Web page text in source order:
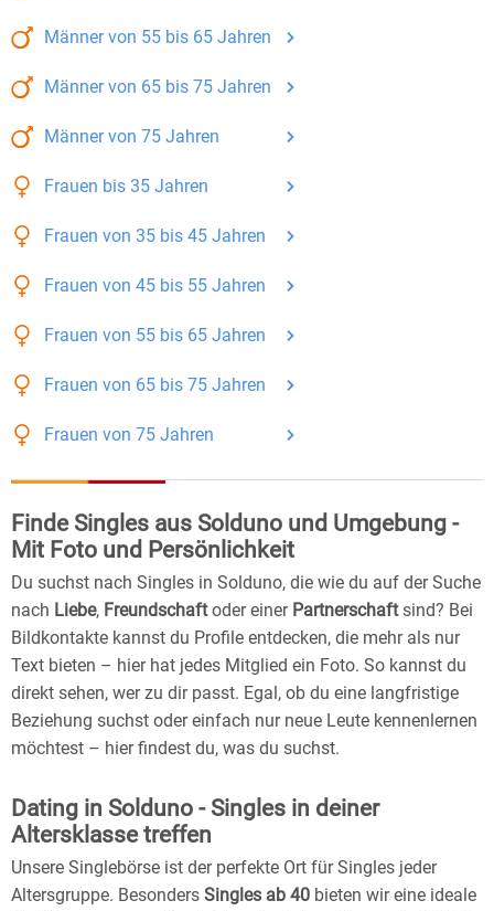
Männervon 55 bis 65 Jahren
Männervon 65 bis 75 Jahren
Männervon 75 Jahren
Frauen bis 35 Jahren
Frauen von 35 bis 45 Jahren
Frauen von 45 bis 55 Jahren
Frauen von 55 bis 65 Jahren
Frauen von 65 bis 75 Jahren
Frauen von 75 Jahren
Finde Singles aus Solduno und Umgebung -
Mit Foto und Persönlichkeit
Du suchst nach Singles in Solduno, die wie du auf der Suche
nach Liebe, Freundschaftoder einer Partnerschaftsind? Bei
Bildkontakte kannst du Profile entdecken, die mehr als nur
Text bieten – hier hat jedes Mitglied ein Foto. So kannst du
direkt sehen, wer zu dir passt. Egal, ob du eine langfristige
Beziehung suchst oder einfach nur neue Leute kennenlernen
möchtest – hier findest du, was du suchst.
Dating in Solduno - Singles in deiner
Altersklasse treffen
Unsere Singlebörse ist der perfekte Ort für Singles jeder
Altersgruppe. Besonders Singles ab 40 bieten wir eine ideale